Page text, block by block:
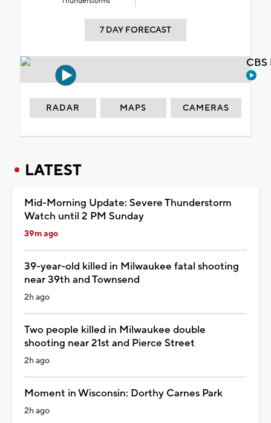
7 DAY FORECAST
RADAR MAPS CAMERAS
LATEST
Mid-Morning Update: Severe Thunderstorm
Watch until 2 PM Sunday
39m ago
39-year-old killed in Milwaukee fatal shooting
near 39th and Townsend
2h ago
Two people killed in Milwaukee double
shooting near 21st and Pierce Street
2h ago
Moment in Wisconsin: Dorthy Carnes Park
2h ago